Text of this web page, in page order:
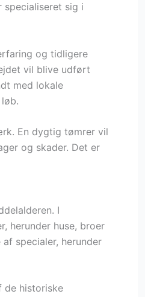
sig i
og tidligere
vil blive udført
med lokale
En dygtig tømrer vil
og skader. Det er
I
herunder huse, broer
specialer, herunder
de historiske